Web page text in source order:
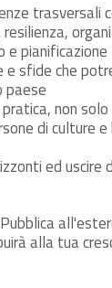
trasversali
pianificazione
sfide che
paese
pratica, non
di culture
ed uscire
alla tua